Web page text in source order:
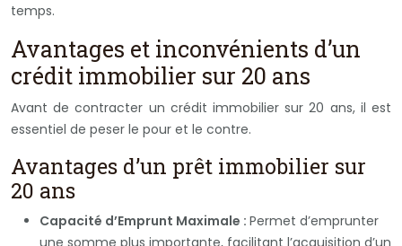
temps.
Avantages et inconvénients d’un
crédit immobilier sur 20 ans
Avant de contracter un crédit immobilier sur 20 ans, il est
essentiel de peser le pour et le contre.
Avantages d’un prêt immobilier sur
20 ans
Capacité d’Emprunt Maximale : Permet d’emprunter
une somme plus importante, facilitant l’acquisition d’un